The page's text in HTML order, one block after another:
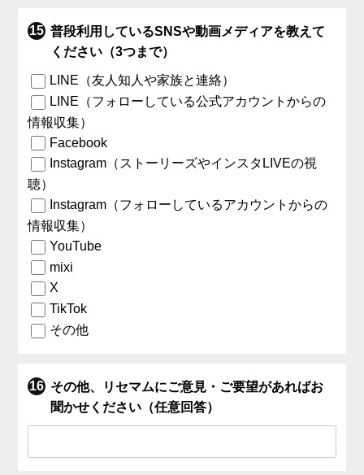
普段利用しているSNSや動画メディアを教えて
ください（3つまで）
LINE（友人知人や家族と連絡）
LINE（フォローしている公式アカウントからの
情報収集）
Facebook
Instagram（ストーリーズやインスタLIVEの視
聴）
Instagram（フォローしているアカウントからの
情報収集）
YouTube
mixi
X
TikTok
その他
その他、リセマムにご意見・ご要望があればお
聞かせください（任意回答）